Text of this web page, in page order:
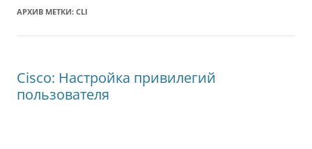
АРХИВ МЕТКИ: CLI
Cisco: Настройка привилегий
пользователя